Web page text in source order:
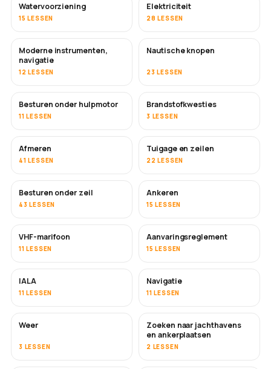
Watervoorziening
15 LESSEN
Elektriciteit
28 LESSEN
Moderne instrumenten,
navigatie
12 LESSEN
Nautische knopen
23 LESSEN
Besturen onder hulpmotor
11 LESSEN
Brandstofkwesties
3 LESSEN
Afmeren
41 LESSEN
Tuigage en zeilen
22 LESSEN
Besturen onder zeil
43 LESSEN
Ankeren
15 LESSEN
VHF-marifoon
11 LESSEN
Aanvaringsreglement
15 LESSEN
IALA
11 LESSEN
Navigatie
11 LESSEN
Weer
3 LESSEN
Zoeken naar jachthavens
en ankerplaatsen
2 LESSEN